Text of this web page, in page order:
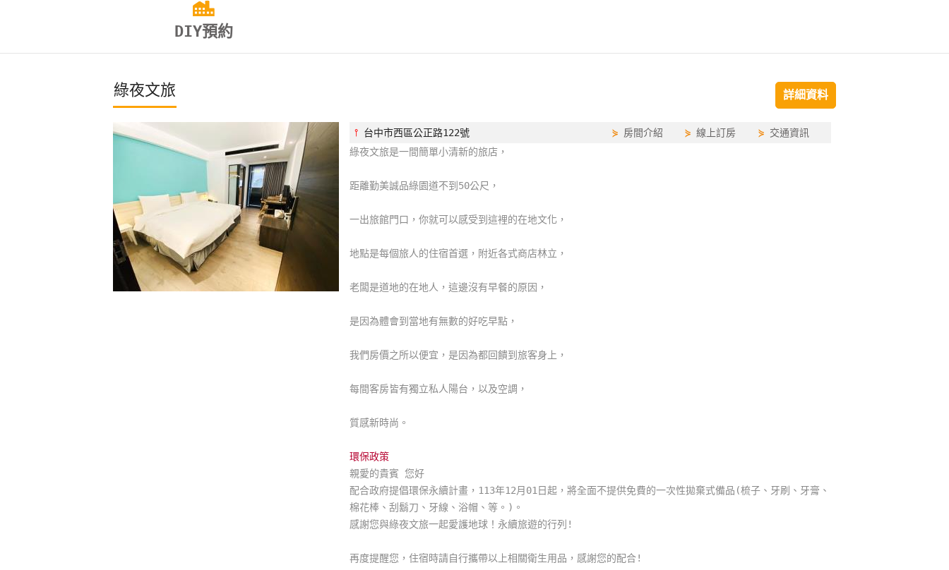
DIY預約
綠夜文旅 詳細資料
⫯ 台中市西區公正路122號 ⋟ 房間介紹 ⋟線上訂房 ⋟ 交通資訊
綠夜文旅是一間簡單小清新的旅店，
距離勤美誠品綠園道不到50公尺，
一出旅館門口，你就可以感受到這裡的在地文化，
地點是每個旅人的住宿首選，附近各式商店林立，
老闆是道地的在地人，這邊沒有早餐的原因，
是因為體會到當地有無數的好吃早點，
我們房價之所以便宜，是因為都回饋到旅客身上，
每間客房皆有獨立私人陽台，以及空調，
質感新時尚。
環保政策
親愛的貴賓 您好
配合政府提倡環保永續計畫，113年12月01日起，將全面不提供免費的一次性拋棄式備品(梳子、牙刷、牙膏、
棉花棒、刮鬍刀、牙線、浴帽、等。)。
感謝您與綠夜文旅一起愛護地球！永續旅遊的行列!
再度提醒您，住宿時請自行攜帶以上相關衛生用品，感謝您的配合!